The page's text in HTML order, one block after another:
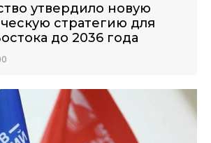
утвердило новую
стратегию для
до 2036 года